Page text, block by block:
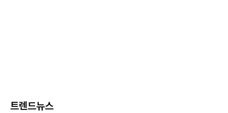
트렌드뉴스